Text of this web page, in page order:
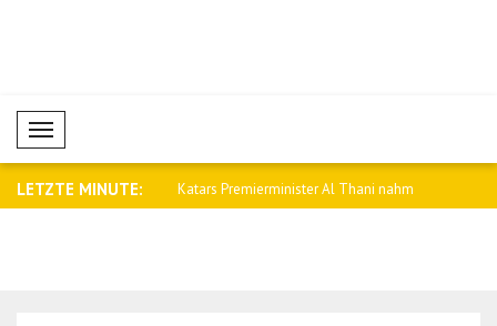
Mobil Menü
LETZTE MINUTE:
Al Thani nahm Stubb: Die Luftverteidigung der Ukraine ..